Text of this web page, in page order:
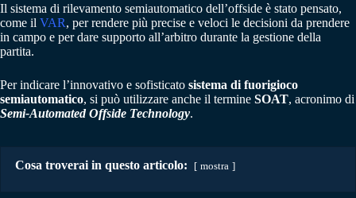
Il sistema di rilevamento semiautomatico dell’offside è stato pensato,
come il VAR, per rendere più precise e veloci le decisioni da prendere
in campo e per dare supporto all’arbitro durante la gestione della
partita.
Per indicare l’innovativo e sofisticato sistema di fuorigioco
semiautomatico, si può utilizzare anche il termine SOAT, acronimo di
Semi-Automated Offside Technology.
Cosa troverai in questo articolo: mostra